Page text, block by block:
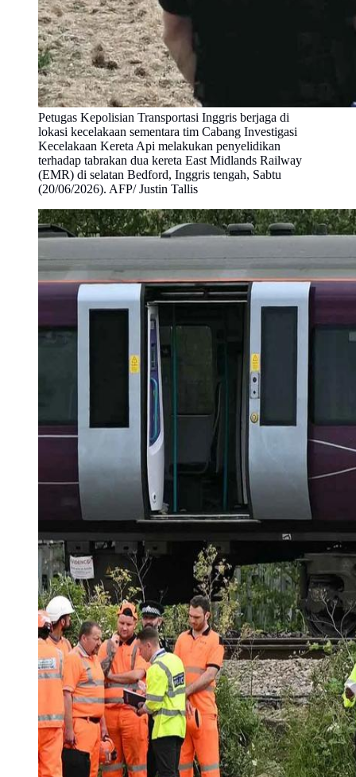
Petugas Kepolisian Transportasi Inggris berjaga di
lokasi kecelakaan sementara tim Cabang Investigasi
Kecelakaan Kereta Api melakukan penyelidikan
terhadap tabrakan dua kereta East Midlands Railway
(EMR) di selatan Bedford, Inggris tengah, Sabtu
(20/06/2026). AFP/ Justin Tallis